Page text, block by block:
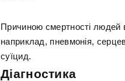
Причиною смертності людей
наприклад, пневмонія,
суїцид.
Діагностика